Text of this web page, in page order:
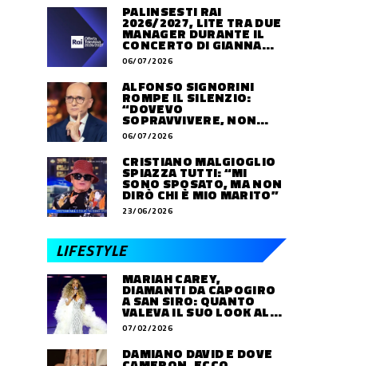
PALINSESTI RAI
2026/2027, LITE TRA DUE
MANAGER DURANTE IL
CONCERTO DI GIANNA
NANNINI
06/07/2026
ALFONSO SIGNORINI
ROMPE IL SILENZIO:
“DOVEVO
SOPRAVVIVERE, NON
VIVERE”
06/07/2026
CRISTIANO MALGIOGLIO
SPIAZZA TUTTI: “MI
SONO SPOSATO, MA NON
DIRÒ CHI È MIO MARITO”
23/06/2026
LIFESTYLE
MARIAH CAREY,
DIAMANTI DA CAPOGIRO
A SAN SIRO: QUANTO
VALEVA IL SUO LOOK ALLE
OLIMPIADI
07/02/2026
DAMIANO DAVID E DOVE